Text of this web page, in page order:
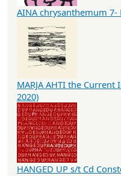
AINA chrysanthemum 7-
MARJA AHTI the
2020)
HANGED UP s/t Cd